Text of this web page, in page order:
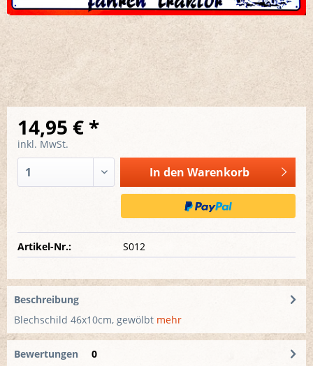
14,95 € *
inkl. MwSt.
In den Warenkorb
Artikel-Nr.: S012
Beschreibung
Blechschild 46x10cm, gewölbt mehr
Bewertungen
0